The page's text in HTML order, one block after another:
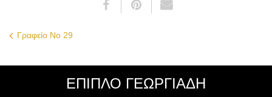
Γραφείο Νο 29
ΈΠΙΠΛΟ ΓΕΩΡΓΙΑΔΗ